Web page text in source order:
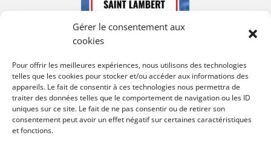
Gérer le consentement aux
cookies
Pour offrir les meilleures expériences, nous utilisons des technologies
telles que les cookies pour stocker et/ou accéder aux informations des
appareils. Le fait de consentir à ces technologies nous permettra de
traiter des données telles que le comportement de navigation ou les ID
uniques sur ce site. Le fait de ne pas consentir ou de retirer son
consentement peut avoir un effet négatif sur certaines caractéristiques
et fonctions.